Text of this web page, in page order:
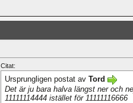
Citat:
Ursprungligen postat av Tord
Det är ju bara halva längst ner och
11111114444 istället för 11111116666